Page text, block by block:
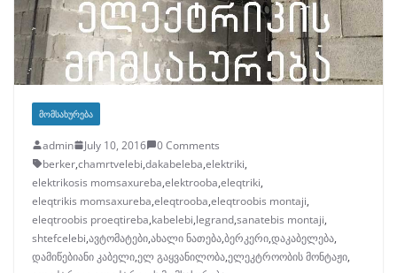
ᲛᲝᲛᲡᲐᲮᲣᲠᲔᲑᲐ
admin July 10, 2016
0 Comments
berker,chamrtvelebi,dakabeleba,elektriki,
elektrikosis momsaxureba,elektrooba,eleqtriki,
eleqtrikis momsaxureba,eleqtrooba,eleqtroobis montaji,
eleqtroobis proeqtireba,kabelebi,legrand,sanatebis montaji,
shtefcelebi,ავტომატები,ახალი ნათება,ბერკერი,დაკაბელება,
დამიწებიანი კაბელი,ელ გაყვანილობა,ელეკტროობის მონტაჟი,